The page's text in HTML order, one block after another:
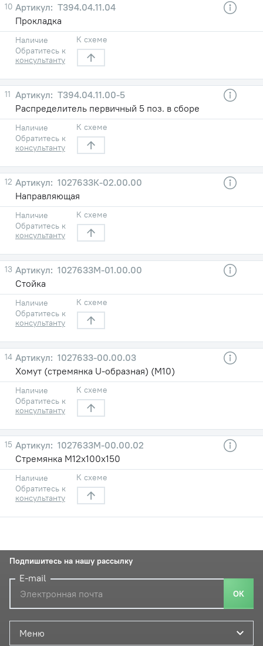
10
Т394.04.11.04
Прокладка
Наличие
Обратитесь к
консультанту
К схеме
11
Т394.04.11.00-5
Распределитель первичный 5 поз. в сборе
Наличие
Обратитесь к
консультанту
К схеме
12
1027633К-02.00.00
Направляющая
Наличие
Обратитесь к
консультанту
К схеме
13
1027633М-01.00.00
Стойка
Наличие
Обратитесь к
консультанту
К схеме
14
1027633-00.00.03
Хомут (стремянка U-образная) (М10)
Наличие
Обратитесь к
консультанту
К схеме
15
1027633М-00.00.02
Стремянка М12х100х150
Наличие
Обратитесь к
консультанту
К схеме
Меню
Подпишитесь на нашу рассылку
E-mail
ОК